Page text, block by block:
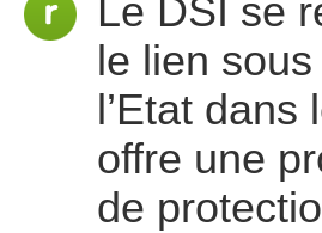
Le DSI se
le lien
l’Etat
offre une
de